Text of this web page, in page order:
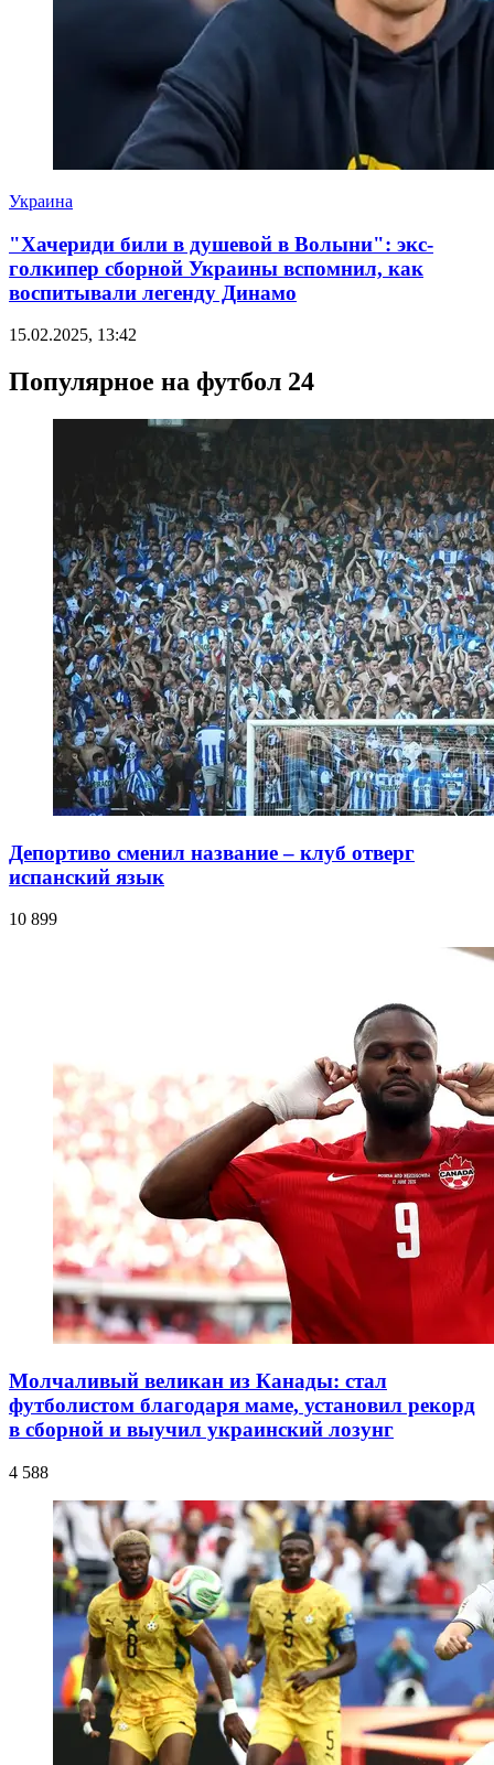
Украина
"Хачериди били в душевой в Волыни": экс-
голкипер сборной Украины вспомнил, как
воспитывали легенду Динамо
15.02.2025, 13:42
Популярное на футбол 24
Депортиво сменил название – клуб отверг
испанский язык
10 899
Молчаливый великан из Канады: стал
футболистом благодаря маме, установил рекорд
в сборной и выучил украинский лозунг
4 588